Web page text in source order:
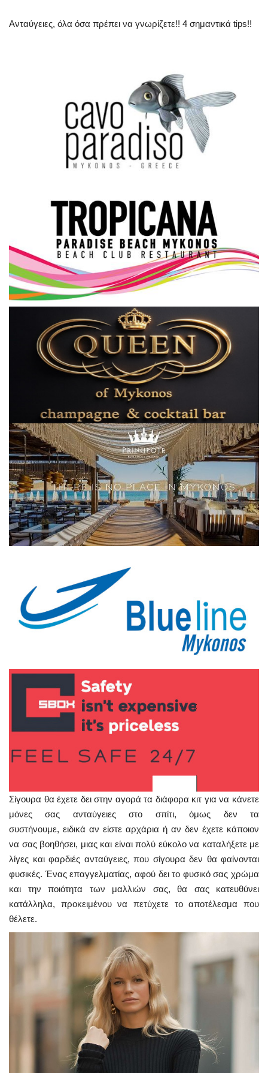
Cost Of Living Crisis
Opinion + Analysis
L’Art des Sens
Local Elections 2023
About
Elections 2023
Ελληνικά English
Ανταύγειες, όλα όσα πρέπει να γνωρίζετε!! 4 σημαντικά tips!!
Σίγουρα θα έχετε δει στην αγορά τα διάφορα κιτ για να κάνετε
μόνες σας ανταύγειες στο σπίτι, όμως δεν τα
συστήνουμε, ειδικά αν είστε αρχάρια ή αν δεν έχετε κάποιον
να σας βοηθήσει, μιας και είναι πολύ εύκολο να καταλήξετε με
λίγες και φαρδιές ανταύγειες, που σίγουρα δεν θα φαίνονται
φυσικές. Ένας επαγγελματίας, αφού δει το φυσικό σας χρώμα
και την ποιότητα των μαλλιών σας, θα σας κατευθύνει
κατάλληλα, προκειμένου να πετύχετε το αποτέλεσμα που
θέλετε.